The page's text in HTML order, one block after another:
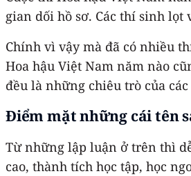
gian dối hồ sơ. Các thí sinh lọt
Chính vì vậy mà đã có nhiều
Hoa hậu Việt Nam năm nào
đều là những chiêu trò của
Điểm mặt những cái tên
Từ những lập luận ở trên thì
cao, thành tích học tập, học